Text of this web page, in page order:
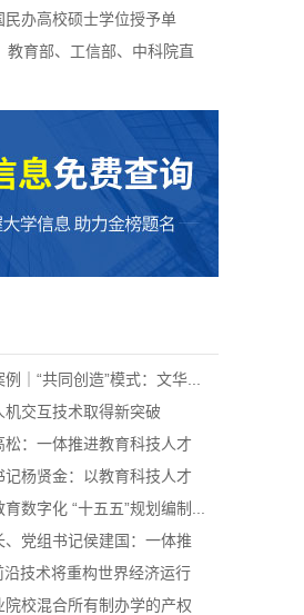
民办高校硕士学位授予单
教育部、工信部、中科院直
｜“共同创造”模式：文华...
机交互技术取得新突破
松：一体推进教育科技人才
记杨贤金：以教育科技人才
数字化 “十五五”规划编制...
、党组书记侯建国：一体推
技术将重构世界经济运行
院校混合所有制办学的产权